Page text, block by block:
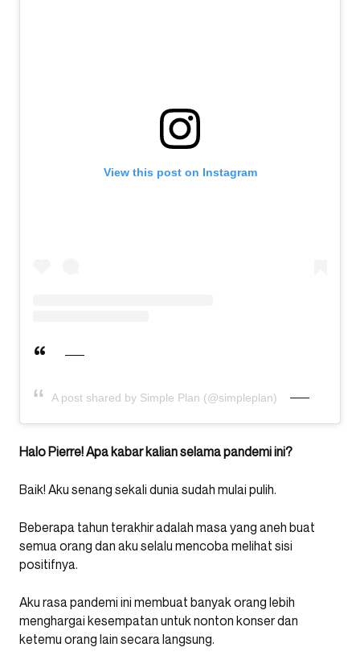
View this post on Instagram
A post shared by Simple Plan (@simpleplan)
Halo Pierre! Apa kabar kalian selama pandemi ini?
Baik! Aku senang sekali dunia sudah mulai pulih.
Beberapa tahun terakhir adalah masa yang aneh buat
semua orang dan aku selalu mencoba melihat sisi
positifnya.
Aku rasa pandemi ini membuat banyak orang lebih
menghargai kesempatan untuk nonton konser dan
ketemu orang lain secara langsung.